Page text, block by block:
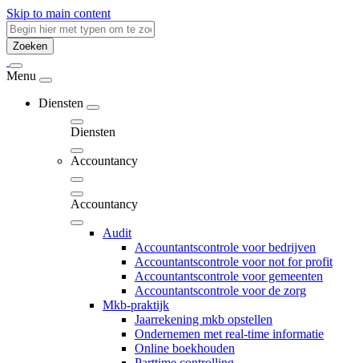
Skip to main content
Zoeken
Menu
Diensten
Diensten
Accountancy
Accountancy
Audit
Accountantscontrole voor bedrijven
Accountantscontrole voor not for profit
Accountantscontrole voor gemeenten
Accountantscontrole voor de zorg
Mkb-praktijk
Jaarrekening mkb opstellen
Ondernemen met real-time informatie
Online boekhouden